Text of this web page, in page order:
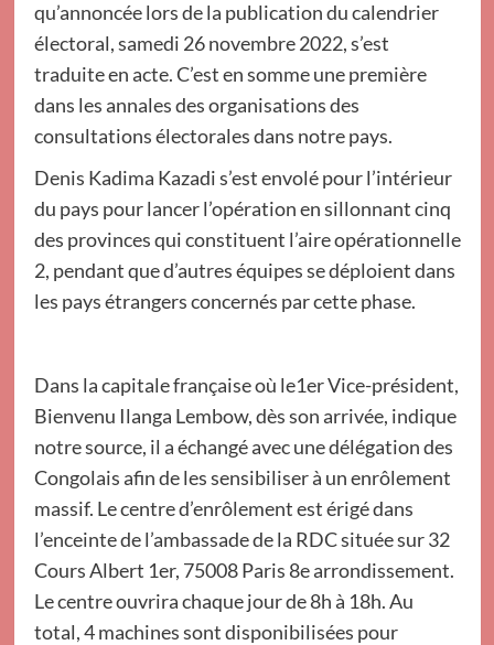
qu’annoncée lors de la publication du calendrier
électoral, samedi 26 novembre 2022, s’est
traduite en acte. C’est en somme une première
dans les annales des organisations des
consultations électorales dans notre pays.
Denis Kadima Kazadi s’est envolé pour l’intérieur
du pays pour lancer l’opération en sillonnant cinq
des provinces qui constituent l’aire opérationnelle
2, pendant que d’autres équipes se déploient dans
les pays étrangers concernés par cette phase.
Dans la capitale française où le1er Vice-président,
Bienvenu Ilanga Lembow, dès son arrivée, indique
notre source, il a échangé avec une délégation des
Congolais afin de les sensibiliser à un enrôlement
massif. Le centre d’enrôlement est érigé dans
l’enceinte de l’ambassade de la RDC située sur 32
Cours Albert 1er, 75008 Paris 8e arrondissement.
Le centre ouvrira chaque jour de 8h à 18h. Au
total, 4 machines sont disponibilisées pour